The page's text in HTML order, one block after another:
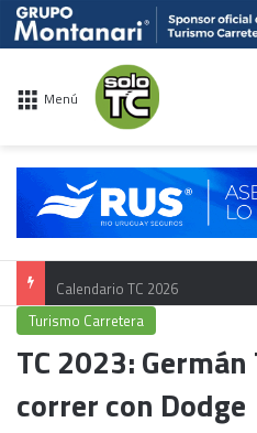
Menú
Calendario TC 2026
Turismo Carretera
TC 2023:
correr con Dodge